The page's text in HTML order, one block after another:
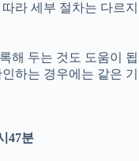
라 세부 절차는 다르
두는 것도 도움이
하는 경우에는 같은
47분